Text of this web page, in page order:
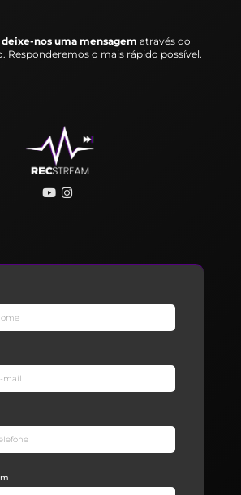
deixe-nos uma mensagem através do
Responderemos o mais rápido possível.